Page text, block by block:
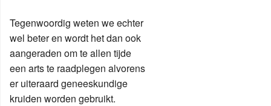
Tegenwoordig weten we echter
wel beter en wordt het dan ook
aangeraden om te allen tijde
een arts te raadplegen alvorens
er uiteraard geneeskundige
kruiden worden gebruikt.